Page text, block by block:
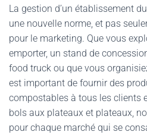
La gestion d’un établissement
une nouvelle norme, et pas
pour le marketing. Que vous
emporter, un stand de
food truck ou que vous
est important de fournir des
compostables à tous les clients
bols aux plateaux et plateaux,
pour chaque marché qui se